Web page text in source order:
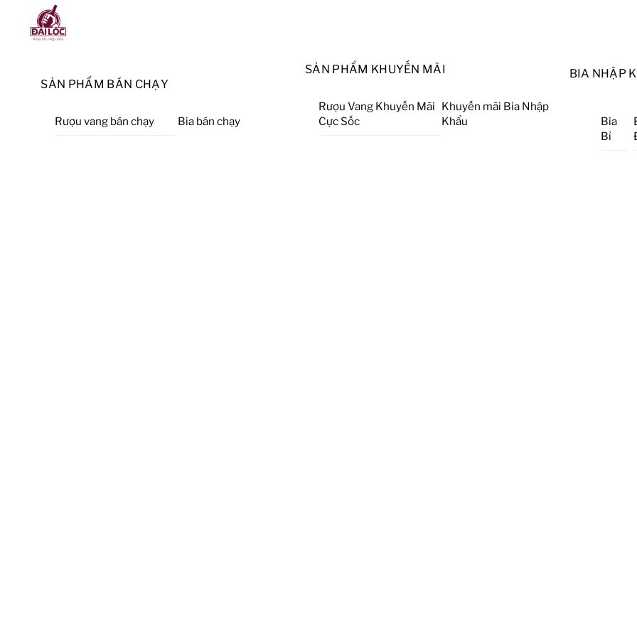
Menu
SẢN PHẨM BÁN CHẠY
Rượu vang bán chạy Bia bán chạy
SẢN PHẨM KHUYẾN MÃI
Rượu Vang Khuyến Mãi
Cực Sốc
Khuyến mãi Bia Nhập
Khẩu
BIA NHẬP
Bia
Bỉ